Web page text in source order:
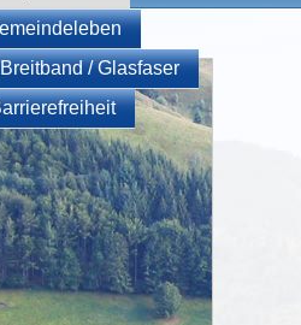
Breitband / Glasfaser